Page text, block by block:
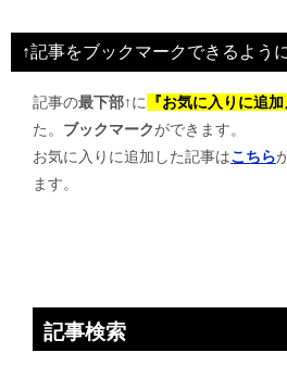
ビ
ゲ
↑記事をブックマークできるよう
記事の最下部↑に 『お気に入りに追
た。 ブックマークができます。
お気に入りに追加した記事はこちら
ます。
記事検索